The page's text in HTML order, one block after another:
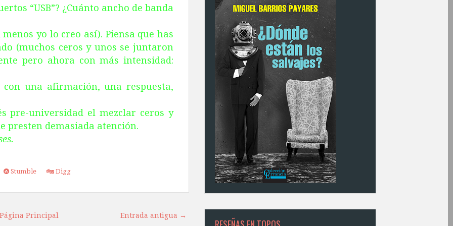
“USB”? ¿Cuánto ancho de banda
yo lo creo así). Piensa que has
(muchos ceros y unos se juntaron
pero ahora con más intensidad:
una afirmación, una respuesta,
pre-universidad el mezclar ceros y
presten demasiada atención.
Stumble Digg
Entrada antigua →
Principal